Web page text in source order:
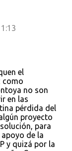
el
como
no son
en las
pérdida del
proyecto
para
de la
y quizá por la